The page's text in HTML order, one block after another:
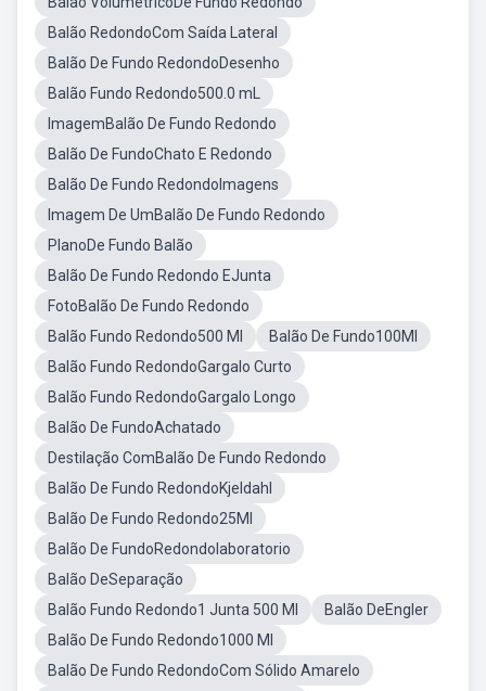
Balão RedondoCom Saída Lateral
Balão De Fundo RedondoDesenho
Balão Fundo Redondo500.0 mL
ImagemBalão De Fundo Redondo
Balão De FundoChato E Redondo
Balão De Fundo RedondoImagens
Imagem De UmBalão De Fundo Redondo
PlanoDe Fundo Balão
Balão De Fundo Redondo EJunta
FotoBalão De Fundo Redondo
Balão Fundo Redondo500 Ml
Balão De Fundo100Ml
Balão Fundo RedondoGargalo Curto
Balão Fundo RedondoGargalo Longo
Balão De FundoAchatado
Destilação ComBalão De Fundo Redondo
Balão De Fundo RedondoKjeldahl
Balão De Fundo Redondo25Ml
Balão De FundoRedondolaboratorio
Balão DeSeparação
Balão Fundo Redondo1 Junta 500 Ml
Balão DeEngler
Balão De Fundo Redondo1000 Ml
Balão De Fundo RedondoCom Sólido Amarelo